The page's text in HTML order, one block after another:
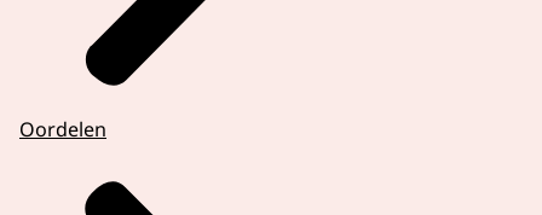
Oordelen